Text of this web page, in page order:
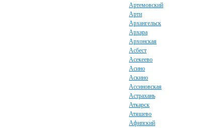
Артемовский
Арти
Архангельск
Архара
Архонская
Асбест
Асекеево
Асино
Аскино
Ассиновская
Астрахань
Аткарск
Атяшево
Афипский